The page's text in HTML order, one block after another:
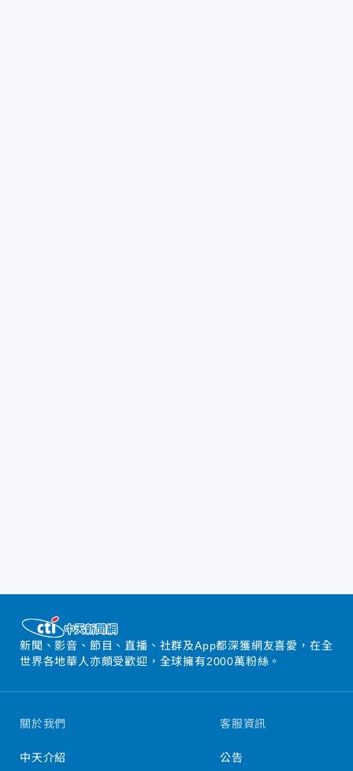
新聞、影音、節目、直播、社群及App都深獲網友喜愛，在全
世界各地華人亦頗受歡迎，全球擁有2000萬粉絲。
關於我們
中天介紹
客服資訊
公告